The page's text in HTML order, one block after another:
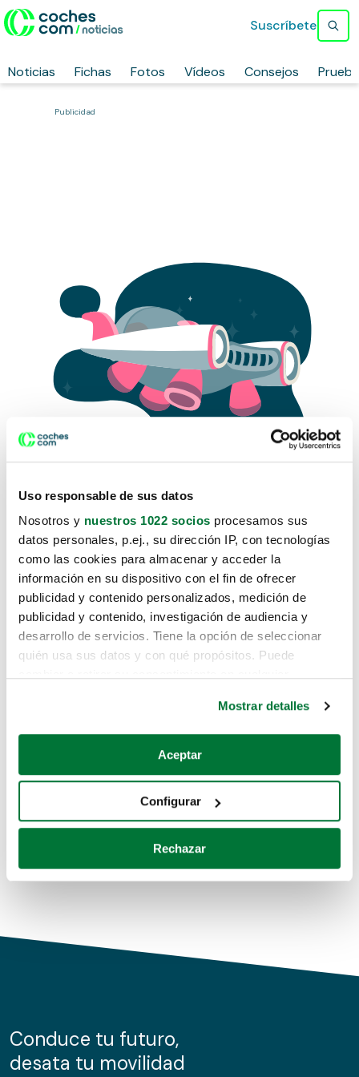
Uso responsable de sus datos
Nosotros y nuestros 1022 socios procesamos sus
datos personales, p.ej., su dirección IP, con tecnologías
como las cookies para almacenar y acceder la
información en su dispositivo con el fin de ofrecer
publicidad y contenido personalizados, medición de
publicidad y contenido, investigación de audiencia y
desarrollo de servicios. Tiene la opción de seleccionar
quién usa sus datos y con qué propósitos. Puede
Si lo permite, también quisiéramos:
Recopilar información sobre su ubicación geográfica
Identificar su dispositivo analizándolo activamente
para buscar características específicas (huellas
Obtenga más información sobre cómo se procesan sus
de cookies.
información sobre el uso que haga del sitio web con
nuestros partners de redes sociales, publicidad y análisis
Mostrar detalles
Aceptar
Configurar
Rechazar
Noticias Fichas Fotos Vídeos Consejos
Suscríbete
Publicidad
Lo sentimos, no sabemos como
te hemos traido hasta aquí.
Pero puedes encontrar el coche que estás
buscando en alguno de estos enlaces:
Coches de segunda mano
Coches de km0
Conduce tu futuro,
desata tu movilidad